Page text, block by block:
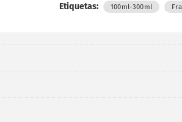
Etiquetas: 100ml-300ml